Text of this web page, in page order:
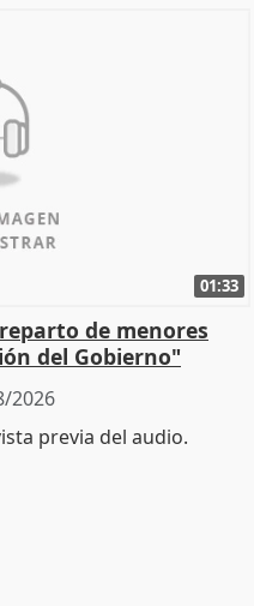
01:33
de menores
del Gobierno"
2026